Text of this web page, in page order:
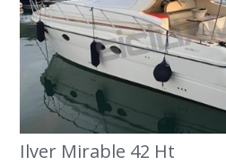
Ilver Mirable 42 Ht